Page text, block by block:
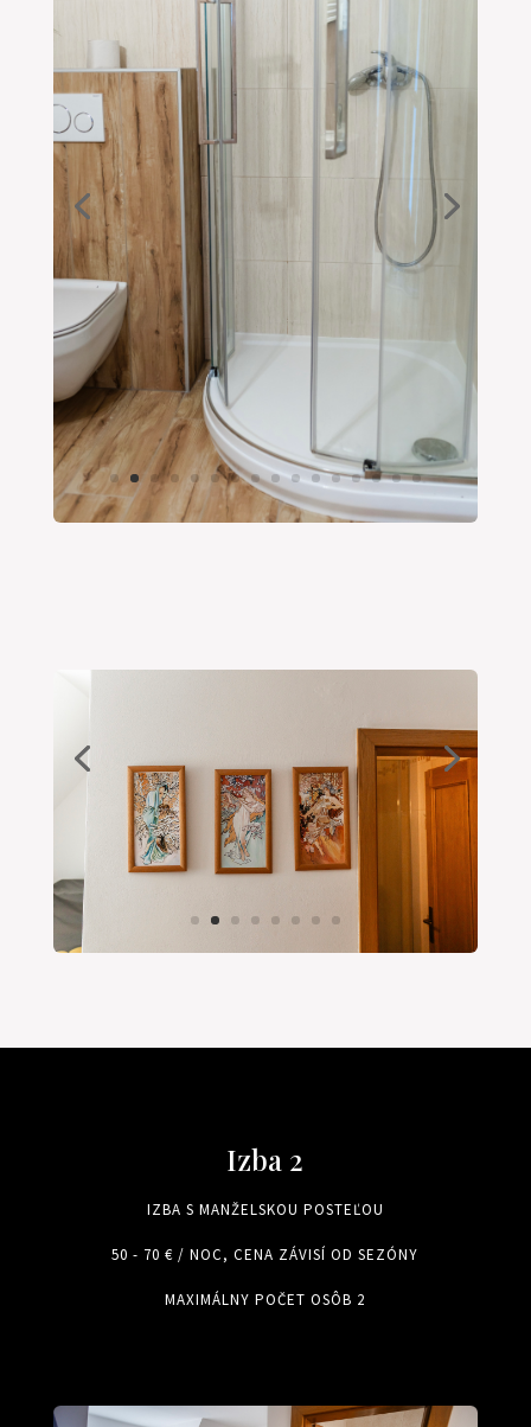
Izba 2
IZBA S MANŽELSKOU POSTEĽOU
50 - 70 € / NOC, CENA ZÁVISÍ OD SEZÓNY
MAXIMÁLNY POČET OSÔB 2